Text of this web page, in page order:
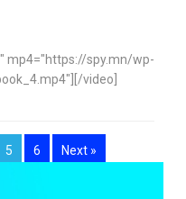
mp4="https://spy.mn/wp-
video]
5 6 Next »